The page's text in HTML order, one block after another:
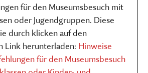
für den Museumsbesuch mit
oder Jugendgruppen. Diese
durch klicken auf den
Link herunterladen: Hinweise
für den Museumsbesuch